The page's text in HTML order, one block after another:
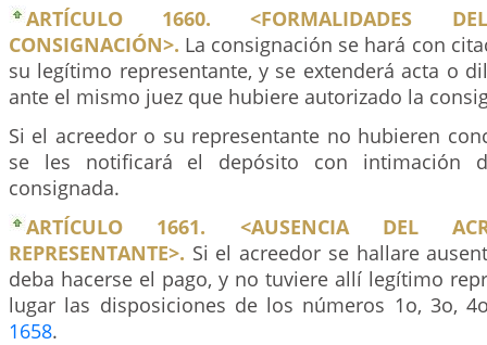
ARTÍCULO 1660. <FORMALIDADES
CONSIGNACIÓN>. La consignación se hará con
su legítimo representante, y se extenderá acta o
ante el mismo juez que hubiere autorizado la
Si el acreedor o su representante no hubieren
se les notificará el depósito con intimación
consignada.
ARTÍCULO 1661. <AUSENCIA DEL
REPRESENTANTE>. Si el acreedor se hallare
deba hacerse el pago, y no tuviere allí legítimo
lugar las disposiciones de los números 1o, 3o,
1658.